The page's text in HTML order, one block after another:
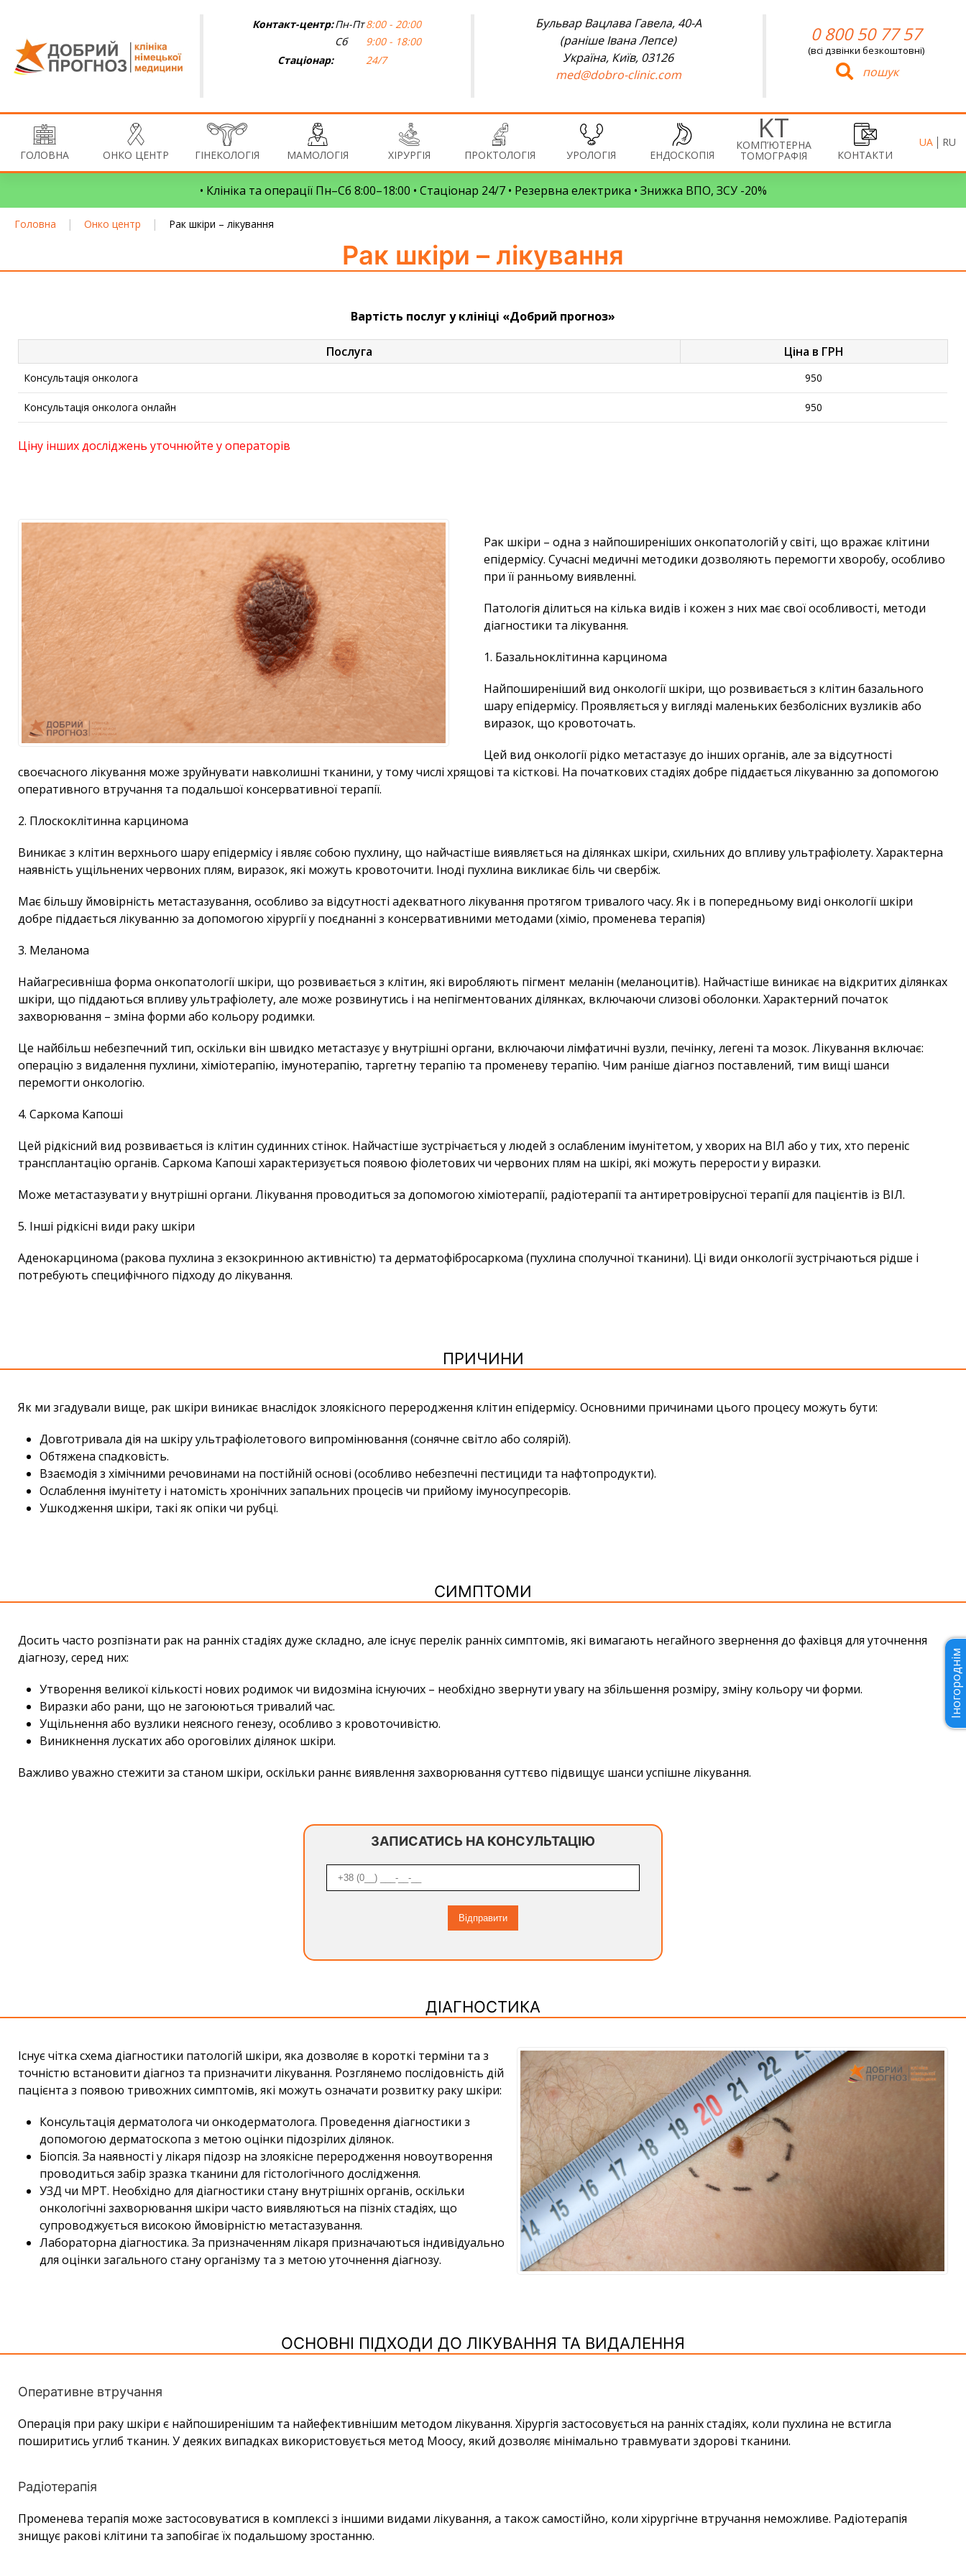
Контакт-центр:Пн-Пт
Сб
8:00 - 20:00
9:00 - 18:00
Стаціонар:
24/7
Бульвар Вацлава Гавела, 40-А
(раніше Івана Лепсе)
Україна, Київ, 03126
med@dobro-clinic.com
0 800 50 77 57
(всі дзвінки безкоштовні)
пошук
ГОЛОВНА ОНКО ЦЕНТР ГІНЕКОЛОГІЯ МАМОЛОГІЯ ХІРУРГІЯ ПРОКТОЛОГІЯ УРОЛОГІЯ ЕНДОСКОПІЯ
КОМП’ЮТЕРНА
ТОМОГРАФІЯ КОНТАКТИ
UA RU
• Клініка та операції Пн–Сб 8:00–18:00 • Стаціонар 24/7 • Резервна електрика • Знижка ВПО, ЗСУ -20%
Головна | Онко центр | Рак шкіри – лікування
Рак шкіри – лікування
Вартість послуг у клініці «Добрий прогноз»
Послуга Ціна в ГРН
Консультація онколога 950
Консультація онколога онлайн 950
Ціну інших досліджень уточнюйте у операторів
Рак шкіри – одна з найпоширеніших онкопатологій у світі, що вражає клітини
епідермісу. Сучасні медичні методики дозволяють перемогти хворобу, особливо
при її ранньому виявленні.
Патологія ділиться на кілька видів і кожен з них має свої особливості, методи
діагностики та лікування.
1. Базальноклітинна карцинома
Найпоширеніший вид онкології шкіри, що розвивається з клітин базального
шару епідермісу. Проявляється у вигляді маленьких безболісних вузликів або
виразок, що кровоточать.
Цей вид онкології рідко метастазує до інших органів, але за відсутності
своєчасного лікування може зруйнувати навколишні тканини, у тому числі хрящові та кісткові. На початкових стадіях добре піддається лікуванню за допомогою
оперативного втручання та подальшої консервативної терапії.
2. Плоскоклітинна карцинома
Виникає з клітин верхнього шару епідермісу і являє собою пухлину, що найчастіше виявляється на ділянках шкіри, схильних до впливу ультрафіолету. Характерна
наявність ущільнених червоних плям, виразок, які можуть кровоточити. Іноді пухлина викликає біль чи свербіж.
Має більшу ймовірність метастазування, особливо за відсутності адекватного лікування протягом тривалого часу. Як і в попередньому виді онкології шкіри
добре піддається лікуванню за допомогою хірургії у поєднанні з консервативними методами (хіміо, променева терапія)
3. Меланома
Найагресивніша форма онкопатології шкіри, що розвивається з клітин, які виробляють пігмент меланін (меланоцитів). Найчастіше виникає на відкритих ділянках
шкіри, що піддаються впливу ультрафіолету, але може розвинутись і на непігментованих ділянках, включаючи слизові оболонки. Характерний початок
захворювання – зміна форми або кольору родимки.
Це найбільш небезпечний тип, оскільки він швидко метастазує у внутрішні органи, включаючи лімфатичні вузли, печінку, легені та мозок. Лікування включає:
операцію з видалення пухлини, хіміотерапію, імунотерапію, таргетну терапію та променеву терапію. Чим раніше діагноз поставлений, тим вищі шанси
перемогти онкологію.
4. Саркома Капоші
Цей рідкісний вид розвивається із клітин судинних стінок. Найчастіше зустрічається у людей з ослабленим імунітетом, у хворих на ВІЛ або у тих, хто переніс
трансплантацію органів. Саркома Капоші характеризується появою фіолетових чи червоних плям на шкірі, які можуть перерости у виразки.
Може метастазувати у внутрішні органи. Лікування проводиться за допомогою хіміотерапії, радіотерапії та антиретровірусної терапії для пацієнтів із ВІЛ.
5. Інші рідкісні види раку шкіри
Аденокарцинома (ракова пухлина з екзокринною активністю) та дерматофібросаркома (пухлина сполучної тканини). Ці види онкології зустрічаються рідше і
потребують специфічного підходу до лікування.
ПРИЧИНИ
Як ми згадували вище, рак шкіри виникає внаслідок злоякісного переродження клітин епідермісу. Основними причинами цього процесу можуть бути:
Довготривала дія на шкіру ультрафіолетового випромінювання (сонячне світло або солярій).
Обтяжена спадковість.
Взаємодія з хімічними речовинами на постійній основі (особливо небезпечні пестициди та нафтопродукти).
Ослаблення імунітету і натомість хронічних запальних процесів чи прийому імуносупресорів.
Ушкодження шкіри, такі як опіки чи рубці.
СИМПТОМИ
Досить часто розпізнати рак на ранніх стадіях дуже складно, але існує перелік ранніх симптомів, які вимагають негайного звернення до фахівця для уточнення
діагнозу, серед них:
Утворення великої кількості нових родимок чи видозміна існуючих – необхідно звернути увагу на збільшення розміру, зміну кольору чи форми.
Виразки або рани, що не загоюються тривалий час.
Ущільнення або вузлики неясного генезу, особливо з кровоточивістю.
Виникнення лускатих або ороговілих ділянок шкіри.
Важливо уважно стежити за станом шкіри, оскільки раннє виявлення захворювання суттєво підвищує шанси успішне лікування.
ЗАПИСАТИСЬ НА КОНСУЛЬТАЦІЮ
ДІАГНОСТИКА
Існує чітка схема діагностики патологій шкіри, яка дозволяє в короткі терміни та з
точністю встановити діагноз та призначити лікування. Розглянемо послідовність дій
пацієнта з появою тривожних симптомів, які можуть означати розвитку раку шкіри:
Консультація дерматолога чи онкодерматолога. Проведення діагностики з
допомогою дерматоскопа з метою оцінки підозрілих ділянок.
Біопсія. За наявності у лікаря підозр на злоякісне переродження новоутворення
проводиться забір зразка тканини для гістологічного дослідження.
УЗД чи МРТ. Необхідно для діагностики стану внутрішніх органів, оскільки
онкологічні захворювання шкіри часто виявляються на пізніх стадіях, що
супроводжується високою ймовірністю метастазування.
Лабораторна діагностика. За призначенням лікаря призначаються індивідуально
для оцінки загального стану організму та з метою уточнення діагнозу.
ОСНОВНІ ПІДХОДИ ДО ЛІКУВАННЯ ТА ВИДАЛЕННЯ
Оперативне втручання
Операція при раку шкіри є найпоширенішим та найефективнішим методом лікування. Хірургія застосовується на ранніх стадіях, коли пухлина не встигла
поширитись углиб тканин. У деяких випадках використовується метод Моосу, який дозволяє мінімально травмувати здорові тканини.
Радіотерапія
Променева терапія може застосовуватися в комплексі з іншими видами лікування, а також самостійно, коли хірургічне втручання неможливе. Радіотерапія
знищує ракові клітини та запобігає їх подальшому зростанню.
Іногороднім